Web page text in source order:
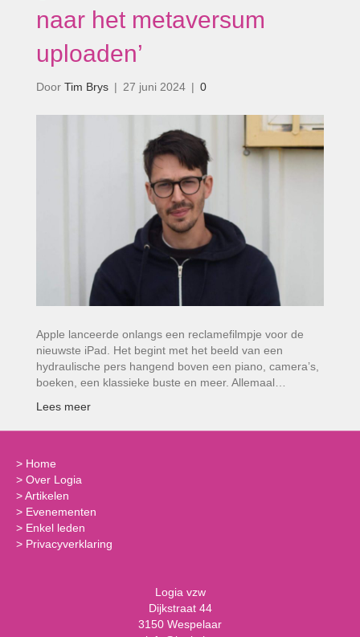
naar het metaversum
uploaden’
Door Tim Brys | 27 juni 2024 | 0
Apple lanceerde onlangs een reclamefilmpje voor de
nieuwste iPad. Het begint met het beeld van een
hydraulische pers hangend boven een piano, camera’s,
boeken, een klassieke buste en meer. Allemaal…
Lees meer
> Home
> Over Logia
>Artikelen
> Evenementen
> Enkel leden
> Privacyverklaring
Logia vzw
Dijkstraat 44
3150 Wespelaar